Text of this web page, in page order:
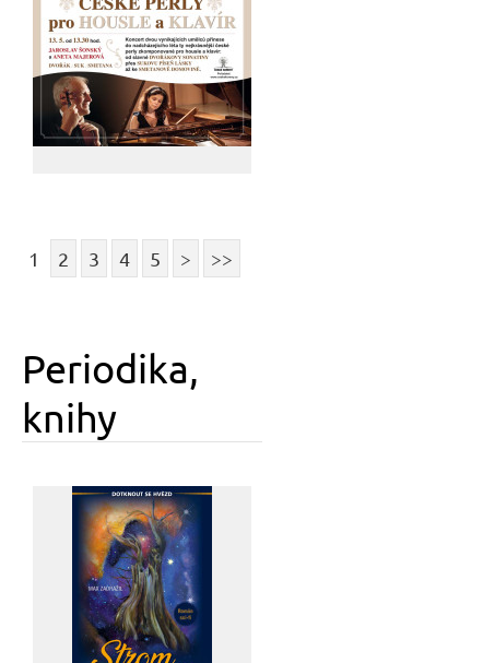
1 2 3 4 5 > >>
Periodika,
knihy